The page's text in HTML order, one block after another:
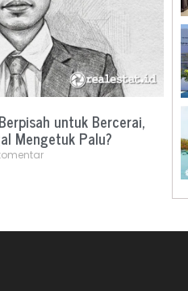
untuk Bercerai,
Mengetuk Palu?